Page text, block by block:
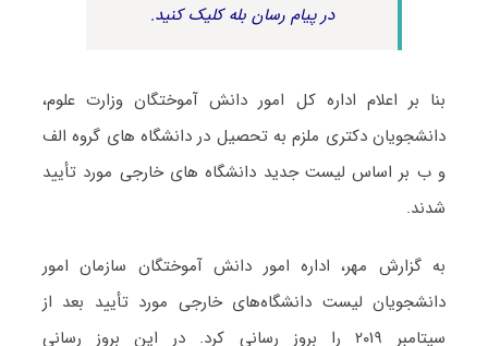
در پیام رسان بله کلیک کنید.
بنا بر اعلام اداره کل امور دانش آموختگان وزارت علوم،
دانشجویان دکتری ملزم به تحصیل در دانشگاه های گروه الف
و ب بر اساس لیست جدید دانشگاه های خارجی مورد تأیید
شدند.
به گزارش مهر، اداره امور دانش آموختگان سازمان امور
دانشجویان لیست دانشگاه‌های خارجی مورد تأیید بعد از
سپتامبر ۲۰۱۹ را بروز رسانی کرد. در این بروز رسانی